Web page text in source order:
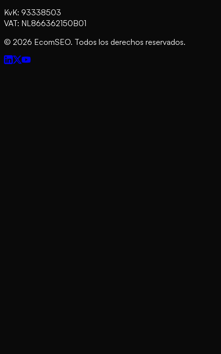
KvK: 93338503
VAT: NL866362150B01
© 2026 EcomSEO. Todos los derechos reservados.